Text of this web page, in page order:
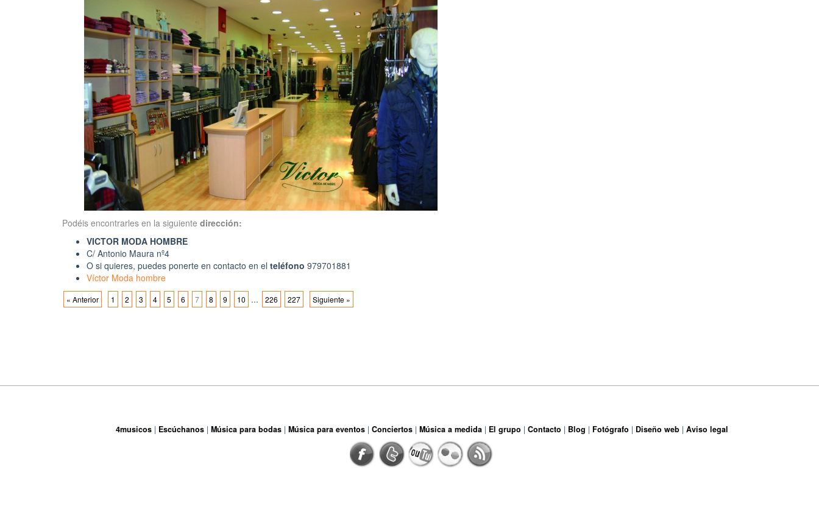
Podéis encontrarles en la siguiente dirección:
VICTOR MODA HOMBRE
C/ Antonio Maura nº4
O si quieres, puedes ponerte en contacto en el teléfono 979701881
Víctor Moda hombre
« Anterior 1 2 3 4 5 6 7 8 9 10 ... 226 227 Siguiente »
4musicos Escúchanos Música para bodas Música para eventos Conciertos Música a medida El grupo Contacto Blog Fotógrafo Diseño web Aviso legal